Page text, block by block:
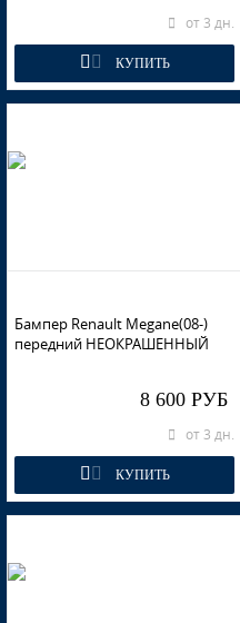
от 3 дн.
КУПИТЬ
Бампер Renault Megane(08-)
передний НЕОКРАШЕННЫЙ
8 600 РУБ
от 3 дн.
КУПИТЬ